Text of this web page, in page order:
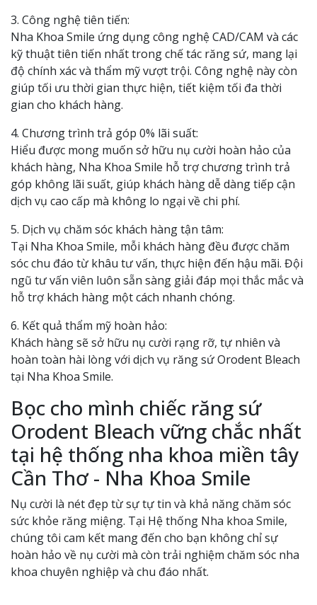
3. Công nghệ tiên tiến:
Nha Khoa Smile ứng dụng công nghệ CAD/CAM và các
kỹ thuật tiên tiến nhất trong chế tác răng sứ, mang lại
độ chính xác và thẩm mỹ vượt trội. Công nghệ này còn
giúp tối ưu thời gian thực hiện, tiết kiệm tối đa thời
gian cho khách hàng.
4. Chương trình trả góp 0% lãi suất:
Hiểu được mong muốn sở hữu nụ cười hoàn hảo của
khách hàng, Nha Khoa Smile hỗ trợ chương trình trả
góp không lãi suất, giúp khách hàng dễ dàng tiếp cận
dịch vụ cao cấp mà không lo ngại về chi phí.
5. Dịch vụ chăm sóc khách hàng tận tâm:
Tại Nha Khoa Smile, mỗi khách hàng đều được chăm
sóc chu đáo từ khâu tư vấn, thực hiện đến hậu mãi. Đội
ngũ tư vấn viên luôn sẵn sàng giải đáp mọi thắc mắc và
hỗ trợ khách hàng một cách nhanh chóng.
6. Kết quả thẩm mỹ hoàn hảo:
Khách hàng sẽ sở hữu nụ cười rạng rỡ, tự nhiên và
hoàn toàn hài lòng với dịch vụ răng sứ Orodent Bleach
tại Nha Khoa Smile.
Bọc cho mình chiếc răng sứ
Orodent Bleach vững chắc nhất
tại hệ thống nha khoa miền tây
Cần Thơ - Nha Khoa Smile
Nụ cười là nét đẹp từ sự tự tin và khả năng chăm sóc
sức khỏe răng miệng. Tại Hệ thống Nha khoa Smile,
chúng tôi cam kết mang đến cho bạn không chỉ sự
hoàn hảo về nụ cười mà còn trải nghiệm chăm sóc nha
khoa chuyên nghiệp và chu đáo nhất.